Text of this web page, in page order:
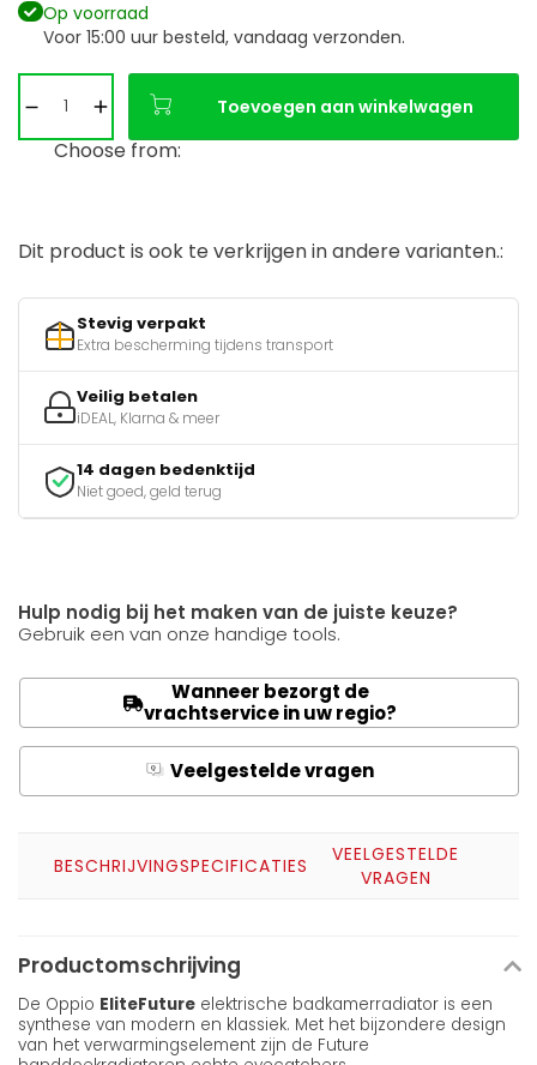
Op voorraad
Voor 15:00 uur besteld, vandaag verzonden.
Toevoegen aan winkelwagen
Choose from:
Dit product is ook te verkrijgen in andere varianten.:
Stevig verpakt
Extra bescherming tijdens transport
Veilig betalen
iDEAL, Klarna & meer
14 dagen bedenktijd
Niet goed, geld terug
Hulp nodig bij het maken van de juiste keuze?
Gebruik een van onze handige tools.
Wanneer bezorgt de
vrachtservice in uw regio?
Q Veelgestelde vragen
BESCHRIJVINGSPECIFICATIES
VEELGESTELDE
VRAGEN
Productomschrijving
De Oppio EliteFuture elektrische badkamerradiator is een
synthese van modern en klassiek. Met het bijzondere design
van het verwarmingselement zijn de Future